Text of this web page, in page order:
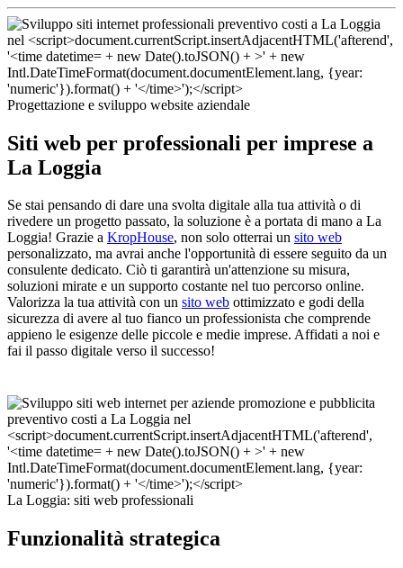
Progettazione e sviluppo website aziendale
Siti web per professionali per imprese a
La Loggia
Se stai pensando di dare una svolta digitale alla tua attività o di
rivedere un progetto passato, la soluzione è a portata di mano a La
Loggia! Grazie a KropHouse, non solo otterrai un sito web
personalizzato, ma avrai anche l'opportunità di essere seguito da un
consulente dedicato. Ciò ti garantirà un'attenzione su misura,
soluzioni mirate e un supporto costante nel tuo percorso online.
Valorizza la tua attività con un sito web ottimizzato e godi della
sicurezza di avere al tuo fianco un professionista che comprende
appieno le esigenze delle piccole e medie imprese. Affidati a noi e
fai il passo digitale verso il successo!
La Loggia: siti web professionali
Funzionalità strategica